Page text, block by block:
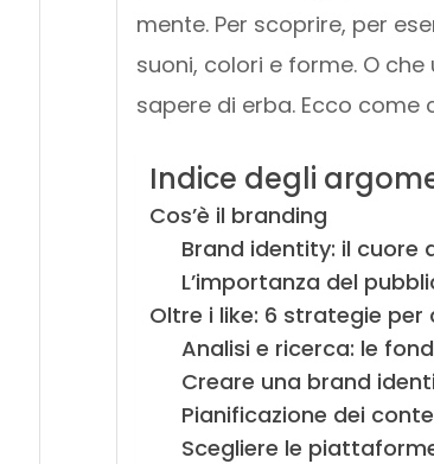
mente. Per scoprire, per
suoni, colori e forme. O
sapere di erba. Ecco come
Indice degli
Cos’è il branding
Brand identity: il cuore
L’importanza del
Oltre i like: 6 strategie
Analisi e ricerca: le
Creare una brand
Pianificazione dei
Scegliere le